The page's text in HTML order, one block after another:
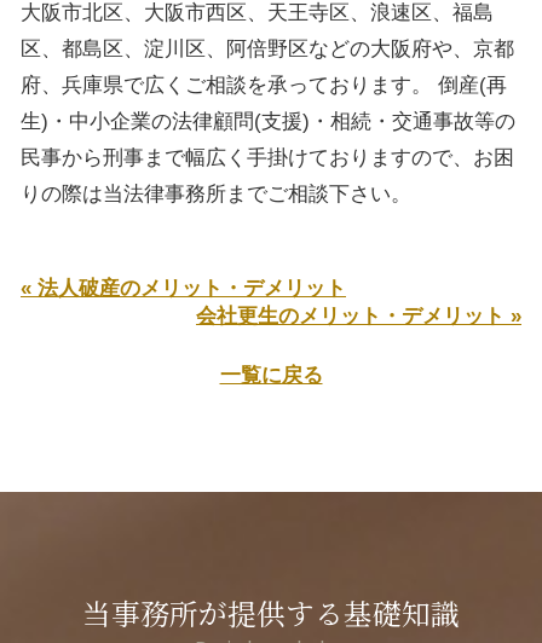
大阪市北区、大阪市西区、天王寺区、浪速区、福島
区、都島区、淀川区、阿倍野区などの大阪府や、京都
府、兵庫県で広くご相談を承っております。 倒産(再
生)・中小企業の法律顧問(支援)・相続・交通事故等の
民事から刑事まで幅広く手掛けておりますので、お困
りの際は当法律事務所までご相談下さい。
« 法人破産のメリット・デメリット
会社更生のメリット・デメリット »
一覧に戻る
当事務所が提供する基礎知識